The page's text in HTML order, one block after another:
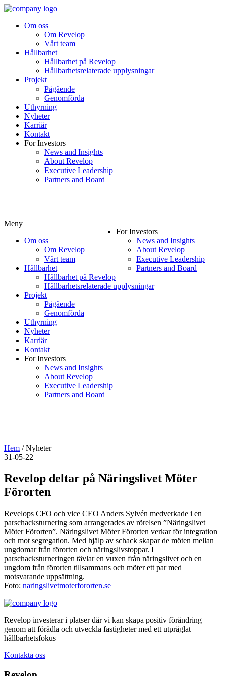
Om oss
Om Revelop
Vårt team
Hållbarhet
Hållbarhet på Revelop
Hållbarhetsrelaterade upplysningar
Projekt
Pågående
Genomförda
Uthyrning
Nyheter
Karriär
Kontakt
For Investors
News and Insights
About Revelop
Executive Leadership
Partners and Board
For Investors
News and Insights
About Revelop
Executive Leadership
Partners and Board
Meny
Om oss
Om Revelop
Vårt team
Hållbarhet
Hållbarhet på Revelop
Hållbarhetsrelaterade upplysningar
Projekt
Pågående
Genomförda
Uthyrning
Nyheter
Karriär
Kontakt
For Investors
News and Insights
About Revelop
Executive Leadership
Partners and Board
Hem /Nyheter
31-05-22
Revelop deltar på Näringslivet Möter
Förorten
Revelops CFO och vice CEO Anders Sylvén medverkade i en
parschacksturnering som arrangerades av rörelsen ”Näringslivet
Möter Förorten”. Näringslivet Möter Förorten verkar för integration
och mot segregation. Med hjälp av schack skapar de möten mellan
ungdomar från förorten och näringslivstoppar. I
parschacksturneringen tävlar en vuxen från näringslivet och en
ungdom från förorten tillsammans och möter ett par med
motsvarande uppsättning.
Foto: naringslivetmoterfororten.se
Revelop investerar i platser där vi kan skapa positiv förändring
genom att förädla och utveckla fastigheter med ett utpräglat
hållbarhetsfokus
Kontakta oss